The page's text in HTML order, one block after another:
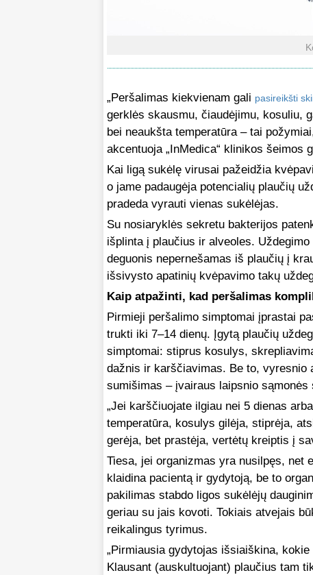
„Peršalimas kiekvienam gali pasireikšti
gerklės skausmu, čiaudėjimu, kosuliu,
bei neaukšta temperatūra – tai
akcentuoja „InMedica“ klinikos šeimos
Kai ligą sukėlę virusai pažeidžia
o jame padaugėja potencialių plaučių
pradeda vyrauti vienas sukėlėjas.
Su nosiaryklės sekretu bakterijos
išplinta į plaučius ir alveoles.
deguonis nepernešamas iš plaučių į
išsivysto apatinių kvėpavimo takų
Kaip atpažinti, kad peršalimas
Pirmieji peršalimo simptomai įprastai
trukti iki 7–14 dienų. Įgytą plaučių
simptomai: stiprus kosulys,
dažnis ir karščiavimas. Be to, vyresnio
sumišimas – įvairaus laipsnio sąmonės
„Jei karščiuojate ilgiau nei 5 dienas
temperatūra, kosulys gilėja, stiprėja,
gerėja, bet prastėja, vertėtų kreiptis į
Tiesa, jei organizmas yra nusilpęs, net
klaidina pacientą ir gydytoją, be to
pakilimas stabdo ligos sukėlėjų
geriau su jais kovoti. Tokiais atvejais
reikalingus tyrimus.
„Pirmiausia gydytojas išsiaiškina,
Klausant (auskultuojant) plaučius tam